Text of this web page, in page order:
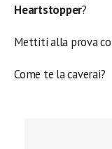
Heartstopper?
Mettiti alla prova
Come te la caverai?